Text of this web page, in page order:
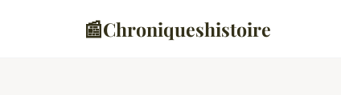
📰Chroniqueshistoire